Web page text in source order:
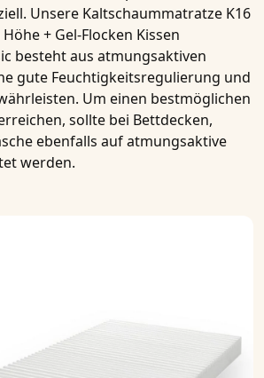
Unsere Kaltschaummatratze K16
+ Gel-Flocken Kissen
besteht aus atmungsaktiven
gute Feuchtigkeitsregulierung und
Um einen bestmöglichen
sollte bei Bettdecken,
ebenfalls auf atmungsaktive
werden.